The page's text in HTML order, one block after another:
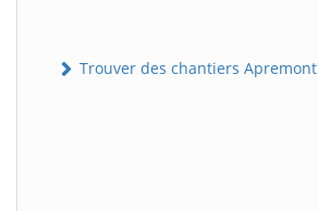
Trouver des chantiers Apremont